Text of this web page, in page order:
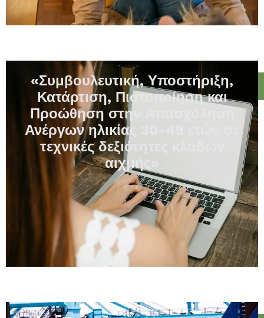
«Συμβουλευτική, Υποστήριξη,
Κατάρτιση, Πιστοποίηση και
Προώθηση στην Απασχόληση
Ανέργων ηλικίας 30-49 ετών σε
τεχνικές δεξιότητες κλάδων
αιχμής»